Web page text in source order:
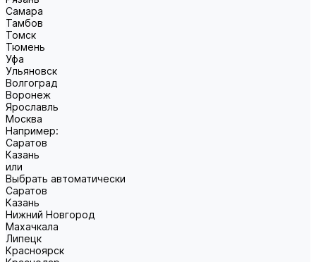
Самара
Тамбов
Томск
Тюмень
Уфа
Ульяновск
Волгоград
Воронеж
Ярославль
Москва
Например:
Саратов
Казань
или
Выбрать автоматически
Саратов
Казань
Нижний Новгород
Махачкала
Липецк
Красноярск